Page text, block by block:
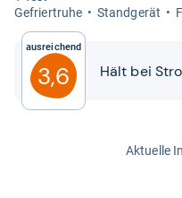
Gefrier­truhe
Stand­ge­rät
Ausreichend
3,6 Hält bei
Aktuelle